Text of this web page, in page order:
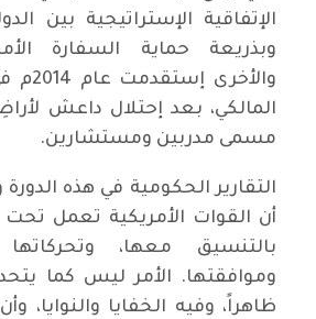
وبذريعة حماية السفارة
المالكي، بعد إحتلال داعش
مسمى مدربين ومستشارين.
التقارير الحكومية في هذه الدورة
أن القوات الأمريكية تعمل تحت
بالتنسيق معها،
وموافقتها. الأمر ليس كما
ظاهراً، وفيه الخفايا والنوايا،